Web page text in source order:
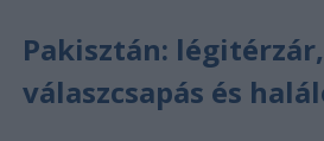
Pakisztán: légitérzár,
válaszcsapás és